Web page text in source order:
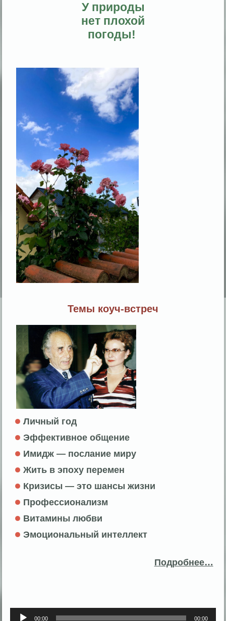
У природы
нет плохой
погоды!
Темы коуч-встреч
Личный год
Эффективное общение
Имидж — послание миру
Жить в эпоху перемен
Кризисы — это шансы жизни
Профессионализм
Витамины любви
Эмоциональный интеллект
Подробнее…
Аудиоплеер
00:00 00:00